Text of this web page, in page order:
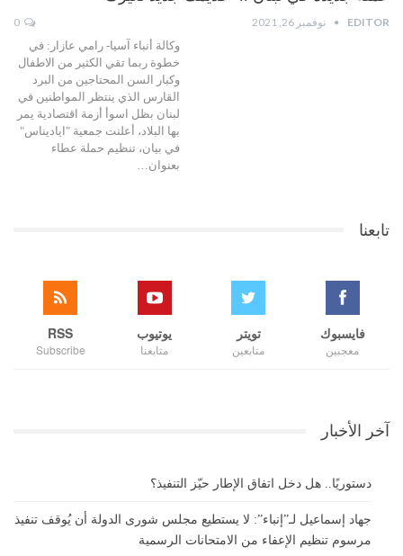
EDITOR نوفمبر 26, 2021
وكالة أنباء آسيا- رامي عازار: في
خطوة ربما تقي الكثير من الاطفال
وكبار السن المحتاجين من البرد
القارس الذي ينتظر المواطنين في
لبنان بظل اسوأ أزمة اقتصادية يمر
بها البلاد، أعلنت جمعية "اياديناس"
في بيان، تنظيم حملة عطاء
بعنوان…
تابعنا
فايسبوك
معجبين
تويتر
متابعين
يوتيوب
متابعنا
RSS
Subscribe
آخر الأخبار
دستوريًا.. هل دخل اتفاق الإطار حيّز التنفيذ؟
جهاد إسماعيل لـ”إنباء”: لا يستطيع مجلس شورى الدولة أن يُوقف تنفيذ
مرسوم تنظيم الإعفاء من الامتحانات الرسمية